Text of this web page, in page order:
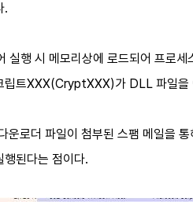
.
시 메모리상에 로드되어 프로세
립트XXX(CryptXXX)가 DLL 파일을
로더 파일이 첨부된 스팸 메일을
된다는 점이다.